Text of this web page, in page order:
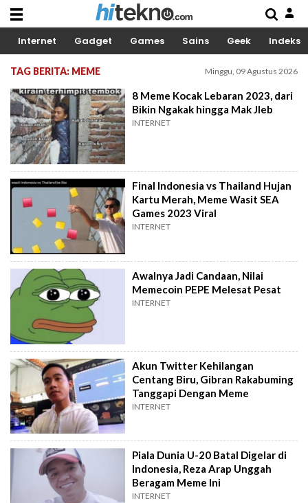
Internet Gadget Games Sains Geek Indeks
TAG BERITA: MEME Minggu, 09 Agustus 2026
8 Meme Kocak Lebaran 2023, dari
Bikin Ngakak hingga Mak Jleb
INTERNET
Final Indonesia vs Thailand Hujan
Kartu Merah, Meme Wasit SEA
Games 2023 Viral
INTERNET
Awalnya Jadi Candaan, Nilai
Memecoin PEPE Melesat Pesat
INTERNET
Akun Twitter Kehilangan
Centang Biru, Gibran Rakabuming
Tanggapi Dengan Meme
INTERNET
Piala Dunia U-20 Batal Digelar di
Indonesia, Reza Arap Unggah
Beragam Meme Ini
INTERNET